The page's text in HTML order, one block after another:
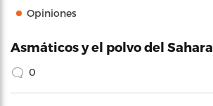
Opiniones
Asmáticos y el polvo del Sahara
0